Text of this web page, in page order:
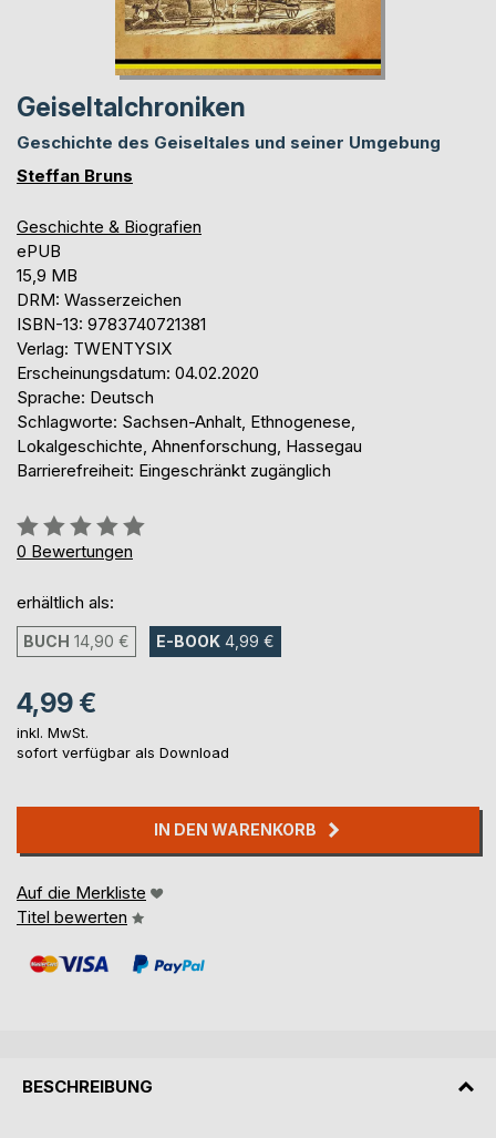
Geiseltalchroniken
Geschichte des Geiseltales und seiner Umgebung
Steffan Bruns
Geschichte & Biografien
ePUB
15,9 MB
DRM: Wasserzeichen
ISBN-13: 9783740721381
Verlag: TWENTYSIX
Erscheinungsdatum: 04.02.2020
Sprache: Deutsch
Schlagworte: Sachsen-Anhalt, Ethnogenese,
Lokalgeschichte, Ahnenforschung, Hassegau
Barrierefreiheit: Eingeschränkt zugänglich
Bewertung::
0%
0 Bewertungen
erhältlich als:
BUCH 14,90 € E-BOOK 4,99 €
4,99 €
inkl. MwSt.
sofort verfügbar als Download
IN DEN WARENKORB
Auf die Merkliste
Titel bewerten
BESCHREIBUNG